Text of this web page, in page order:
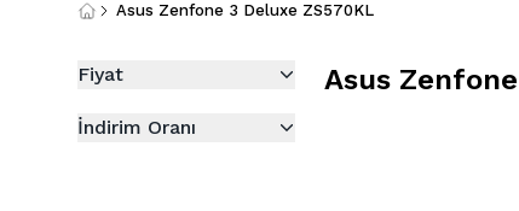
Asus Zenfone 3 Deluxe ZS570KL
Fiyat
İndirim Oranı
Asus